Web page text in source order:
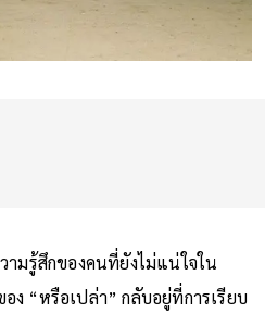
ามรู้สึกของคนที่ยังไม่แน่ใจใน
“หรือเปล่า” กลับอยู่ที่การเรียบ